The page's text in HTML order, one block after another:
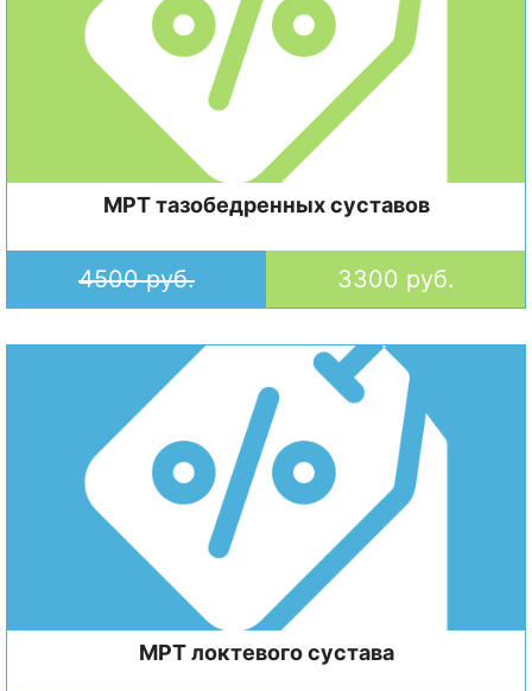
МРТ тазобедренных суставов
4500 руб. 3300 руб.
МРТ локтевого сустава